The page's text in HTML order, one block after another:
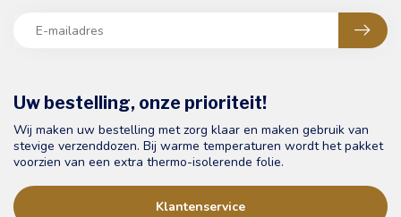
Uw bestelling, onze prioriteit!
Wij maken uw bestelling met zorg klaar en maken gebruik van
stevige verzenddozen. Bij warme temperaturen wordt het pakket
voorzien van een extra thermo-isolerende folie.
Klantenservice